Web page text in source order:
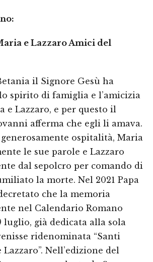
e Lazzaro Amici del
il Signore Gesù ha
spirito di famiglia e l’amicizia
e Lazzaro, e per questo il
afferma che egli li amava.
ospitalità, Maria
le sue parole e Lazzaro
dal sepolcro per comando di
la morte. Nel 2021 Papa
che la memoria
nel Calendario Romano
luglio, già dedicata alla sola
ridenominata “Santi
Nell’edizione del